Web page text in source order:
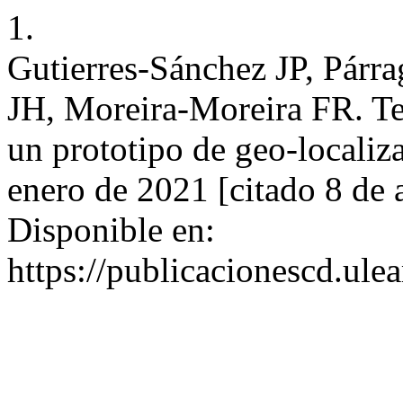
1.
Gutierres-Sánchez JP,
JH, Moreira-Moreira FR.
un prototipo de geo-
enero de 2021 [citado 8
Disponible en:
https://